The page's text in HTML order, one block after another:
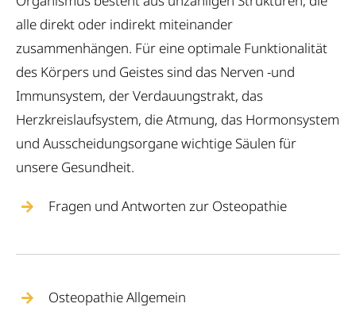
alle direkt oder indirekt miteinander
zusammenhängen. Für eine optimale Funktionalität
des Körpers und Geistes sind das Nerven -und
Immunsystem, der Verdauungstrakt, das
Herzkreislaufsystem, die Atmung, das Hormonsystem
und Ausscheidungsorgane wichtige Säulen für
unsere Gesundheit.
Fragen und Antworten zur Osteopathie
Osteopathie Allgemein